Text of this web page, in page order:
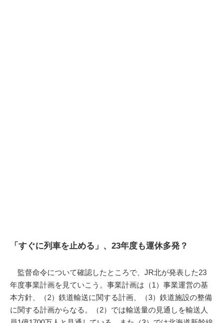
「すぐに列車を止める」、23年度も運休多発？
監督命令について確認したところで、JR北が発表した23
年度事業計画を見ていこう。事業計画は（1）事業運営の基
本方針、（2）鉄道輸送に関する計画、（3）鉄道施設の整備
に関する計画からなる。（2）では輸送量の見通しを輸送人